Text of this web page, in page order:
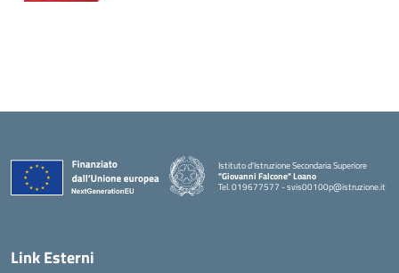
Istituto d'Istruzione Secondaria Superiore
"Giovanni Falcone" Loano
Tel. 019677577 - svis00100p@istruzione.it
— Visita la pagina iniziale della scuola
Link Esterni